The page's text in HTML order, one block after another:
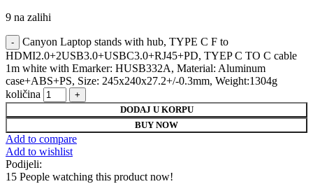
9 na zalihi
Canyon Laptop stands with hub, TYPE C F to
HDMI2.0+2USB3.0+USBC3.0+RJ45+PD, TYEP C TO C cable
1m white with Emarker: HUSB332A, Material: Aluminum
case+ABS+PS, Size: 245x240x27.2+/-0.3mm, Weight:1304g
količina
DODAJ U KORPU
BUY NOW
Add to compare
Add to wishlist
Podijeli:
15 People watching this product now!